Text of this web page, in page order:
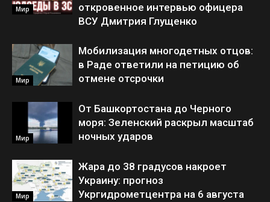
Мир
откровенное интервью офицера
ВСУ Дмитрия Глущенко
Мир
Мобилизация многодетных отцов:
в Раде ответили на петицию об
отмене отсрочки
Мир
От Башкортостана до Черного
моря: Зеленский раскрыл масштаб
ночных ударов
Мир
Жара до 38 градусов накроет
Украину: прогноз
Укргидрометцентра на 6 августа